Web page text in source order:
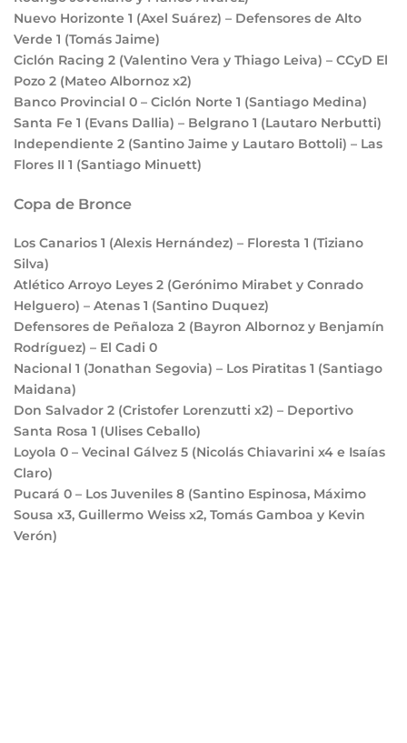
Nuevo Horizonte 1 (Axel Suárez) – Defensores de Alto
Verde 1 (Tomás Jaime)
Ciclón Racing 2 (Valentino Vera y Thiago Leiva) – CCyD El
Pozo 2 (Mateo Albornoz x2)
Banco Provincial 0 – Ciclón Norte 1 (Santiago Medina)
Santa Fe 1 (Evans Dallia) – Belgrano 1 (Lautaro Nerbutti)
Independiente 2 (Santino Jaime y Lautaro Bottoli) – Las
Flores II 1 (Santiago Minuett)
Copa de Bronce
Los Canarios 1 (Alexis Hernández) – Floresta 1 (Tiziano
Silva)
Atlético Arroyo Leyes 2 (Gerónimo Mirabet y Conrado
Helguero) – Atenas 1 (Santino Duquez)
Defensores de Peñaloza 2 (Bayron Albornoz y Benjamín
Rodríguez) – El Cadi 0
Nacional 1 (Jonathan Segovia) – Los Piratitas 1 (Santiago
Maidana)
Don Salvador 2 (Cristofer Lorenzutti x2) – Deportivo
Santa Rosa 1 (Ulises Ceballo)
Loyola 0 – Vecinal Gálvez 5 (Nicolás Chiavarini x4 e Isaías
Claro)
Pucará 0 – Los Juveniles 8 (Santino Espinosa, Máximo
Sousa x3, Guillermo Weiss x2, Tomás Gamboa y Kevin
Verón)